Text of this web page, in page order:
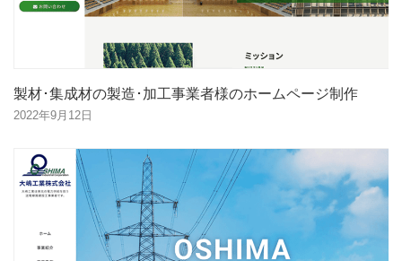
製材･集成材の製造･加工事業者様のホームページ制作
2022年9月12日